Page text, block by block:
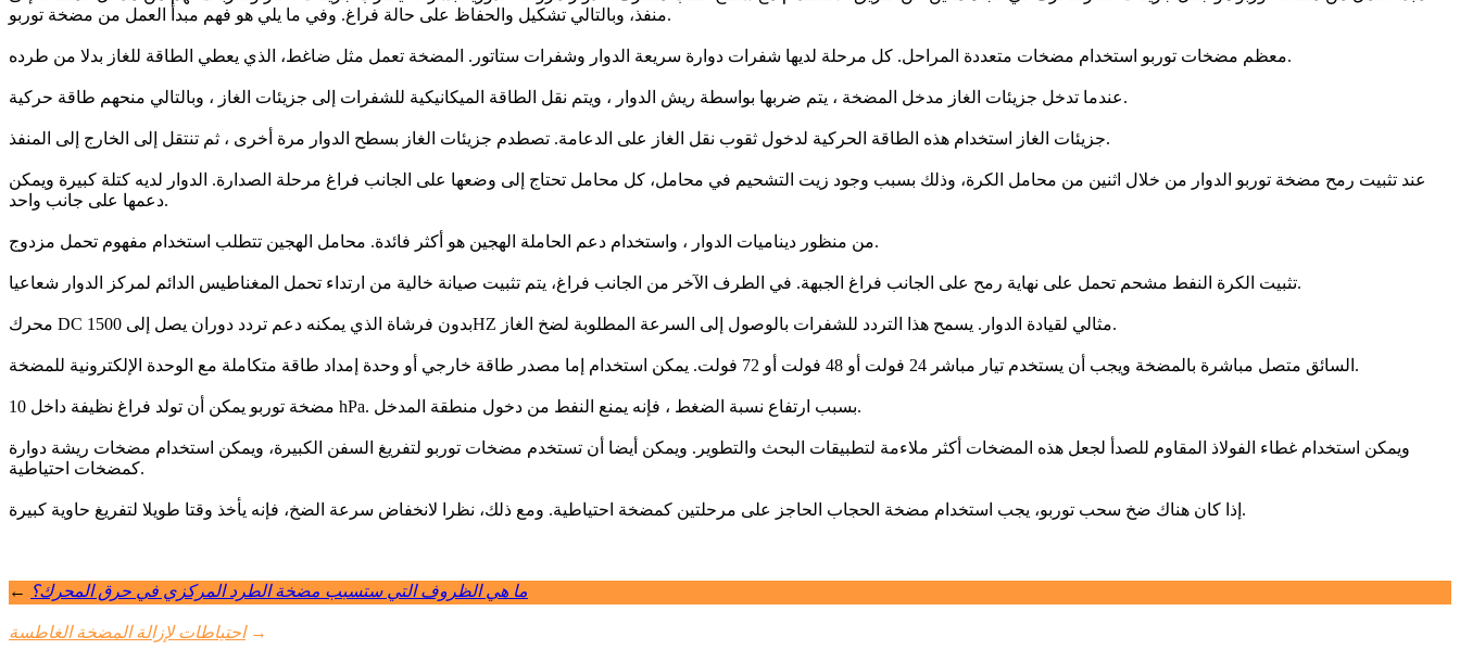
منفذ، وبالتالي تشكيل والحفاظ على حالة فراغ. وفي ما يلي هو فهم مبدأ العمل من مضخة توربو.
معظم مضخات توربو استخدام مضخات متعددة المراحل. كل مرحلة لديها شفرات دوارة سريعة الدوار وشفرات ستاتور. المضخة تعمل مثل ضاغط، الذي يعطي الطاقة للغاز بدلا من طرده.
عندما تدخل جزيئات الغاز مدخل المضخة ، يتم ضربها بواسطة ريش الدوار ، ويتم نقل الطاقة الميكانيكية للشفرات إلى جزيئات الغاز ، وبالتالي منحهم طاقة حركية.
جزيئات الغاز استخدام هذه الطاقة الحركية لدخول ثقوب نقل الغاز على الدعامة. تصطدم جزيئات الغاز بسطح الدوار مرة أخرى ، ثم تنتقل إلى الخارج إلى المنفذ.
عند تثبيت رمح مضخة توربو الدوار من خلال اثنين من محامل الكرة، وذلك بسبب وجود زيت التشحيم في محامل، كل محامل تحتاج إلى وضعها على الجانب فراغ مرحلة الصدارة. الدوار لديه كتلة كبيرة ويمكن
دعمها على جانب واحد.
من منظور ديناميات الدوار ، واستخدام دعم الحاملة الهجين هو أكثر فائدة. محامل الهجين تتطلب استخدام مفهوم تحمل مزدوج.
تثبيت الكرة النفط مشحم تحمل على نهاية رمح على الجانب فراغ الجبهة. في الطرف الآخر من الجانب فراغ، يتم تثبيت صيانة خالية من ارتداء تحمل المغناطيس الدائم لمركز الدوار شعاعيا.
محرك DC بدون فرشاة الذي يمكنه دعم تردد دوران يصل إلى 1500HZ مثالي لقيادة الدوار. يسمح هذا التردد للشفرات بالوصول إلى السرعة المطلوبة لضخ الغاز.
السائق متصل مباشرة بالمضخة ويجب أن يستخدم تيار مباشر 24 فولت أو 48 فولت أو 72 فولت. يمكن استخدام إما مصدر طاقة خارجي أو وحدة إمداد طاقة متكاملة مع الوحدة الإلكترونية للمضخة.
مضخة توربو يمكن أن تولد فراغ نظيفة داخل 10 hPa. بسبب ارتفاع نسبة الضغط ، فإنه يمنع النفط من دخول منطقة المدخل.
ويمكن استخدام غطاء الفولاذ المقاوم للصدأ لجعل هذه المضخات أكثر ملاءمة لتطبيقات البحث والتطوير. ويمكن أيضا أن تستخدم مضخات توربو لتفريغ السفن الكبيرة، ويمكن استخدام مضخات ريشة دوارة
كمضخات احتياطية.
إذا كان هناك ضخ سحب توربو، يجب استخدام مضخة الحجاب الحاجز على مرحلتين كمضخة احتياطية. ومع ذلك، نظرا لانخفاض سرعة الضخ، فإنه يأخذ وقتا طويلا لتفريغ حاوية كبيرة.
← ما هي الظروف التي ستسبب مضخة الطرد المركزي في حرق المحرك؟
احتياطات لإزالة المضخة الغاطسة →